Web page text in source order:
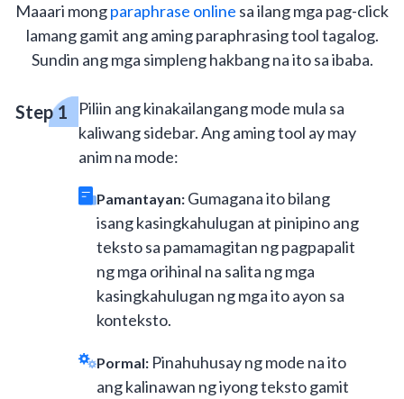
Maaari mongparaphrase online sa ilang mga pag-click
lamang gamit ang aming paraphrasing tool tagalog.
Sundin ang mga simpleng hakbang na ito sa ibaba.
Piliin ang kinakailangang mode mula sa
kaliwang sidebar. Ang aming tool ay may
anim na mode:
Pamantayan: Gumagana ito bilang
isang kasingkahulugan at pinipino ang
teksto sa pamamagitan ng pagpapalit
ng mga orihinal na salita ng mga
kasingkahulugan ng mga ito ayon sa
konteksto.
Pormal: Pinahuhusay ng mode na ito
ang kalinawan ng iyong teksto gamit